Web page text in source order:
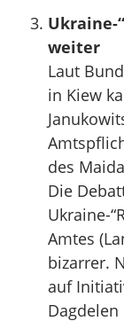
Ukraine-
weiter
Laut
in Kiew
des
Die
Ukraine-
Amtes
bizarrer.
auf